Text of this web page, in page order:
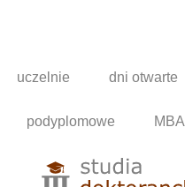
uczelnie dni otwarte
podyplomowe MBA